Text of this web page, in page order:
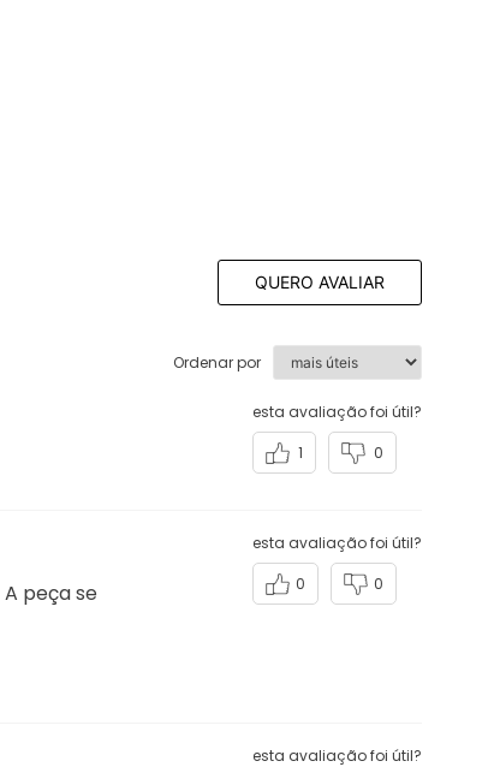
QUERO AVALIAR
Ordenar por
esta avaliação foi útil?
1
0
peça se
esta avaliação foi útil?
0
0
esta avaliação foi útil?